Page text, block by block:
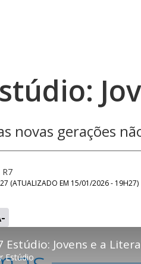
novas gerações
(ATUALIZADO EM 15/01/2026 - 19H27)
Estúdio: Jovens e a
Estúdio